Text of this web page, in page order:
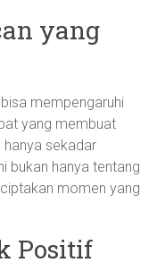
yang
mempengaruhi
yang membuat
hanya sekadar
bukan hanya tentang
momen yang
Positif